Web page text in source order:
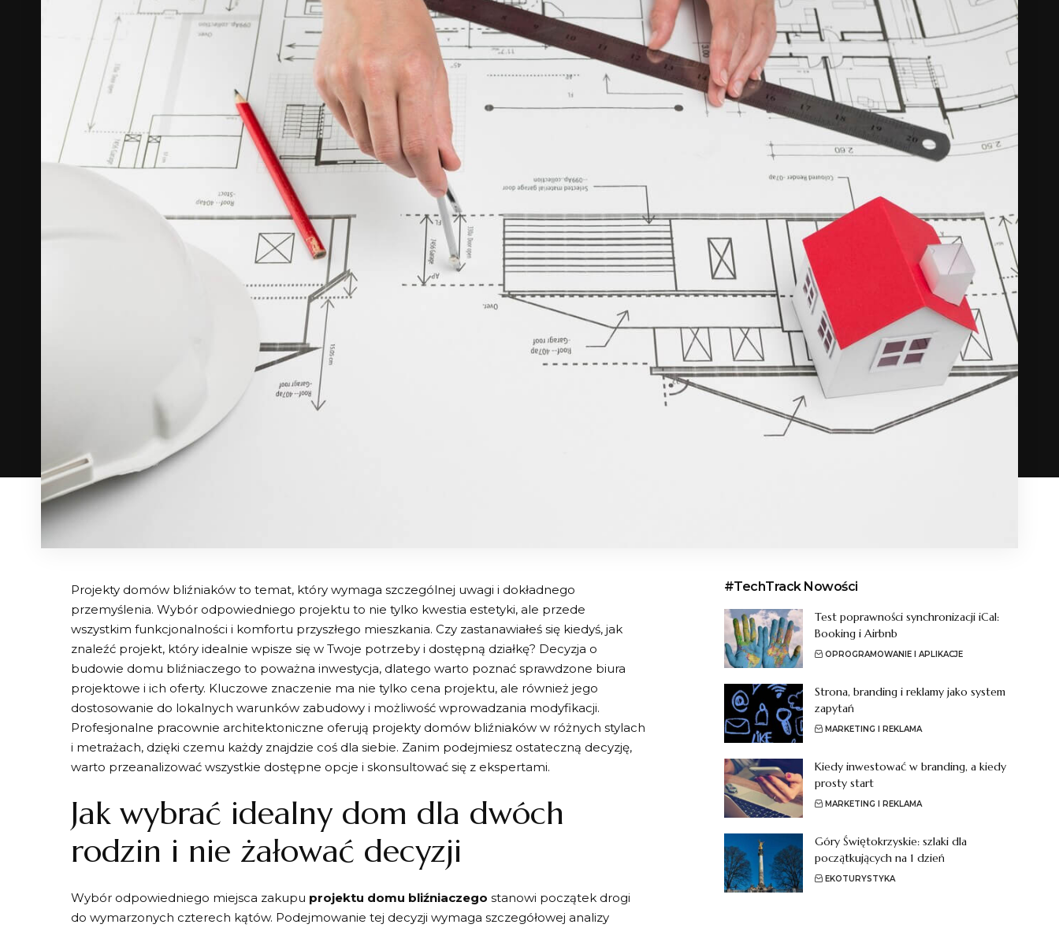
Projekty domów bliźniaków to temat, który wymaga szczególnej uwagi i dokładnego
przemyślenia. Wybór odpowiedniego projektu to nie tylko kwestia estetyki, ale przede
wszystkim funkcjonalności i komfortu przyszłego mieszkania. Czy zastanawiałeś się kiedyś, jak
znaleźć projekt, który idealnie wpisze się w Twoje potrzeby i dostępną działkę? Decyzja o
budowie domu bliźniaczego to poważna inwestycja, dlatego warto poznać sprawdzone biura
projektowe i ich oferty. Kluczowe znaczenie ma nie tylko cena projektu, ale również jego
dostosowanie do lokalnych warunków zabudowy i możliwość wprowadzania modyfikacji.
Profesjonalne pracownie architektoniczne oferują projekty domów bliźniaków w różnych stylach
i metrażach, dzięki czemu każdy znajdzie coś dla siebie. Zanim podejmiesz ostateczną decyzję,
warto przeanalizować wszystkie dostępne opcje i skonsultować się z ekspertami.
Jak wybrać idealny dom dla dwóch
rodzin i nie żałować decyzji
Wybór odpowiedniego miejsca zakupu projektu domu bliźniaczego stanowi początek drogi
do wymarzonych czterech kątów. Podejmowanie tej decyzji wymaga szczegółowej analizy
#TechTrack Nowości
Test poprawności synchronizacji iCal:
Booking i Airbnb
OPROGRAMOWANIE I APLIKACJE
Strona, branding i reklamy jako system
zapytań
MARKETING I REKLAMA
Kiedy inwestować w branding, a kiedy
prosty start
MARKETING I REKLAMA
Góry Świętokrzyskie: szlaki dla
początkujących na 1 dzień
EKOTURYSTYKA